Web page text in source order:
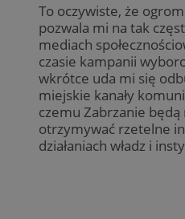
To oczywiste, że
pozwala mi na tak
mediach
czasie kampanii
wkrótce uda mi się
miejskie kanały
czemu Zabrzanie będą
otrzymywać rzetelne
działaniach władz i